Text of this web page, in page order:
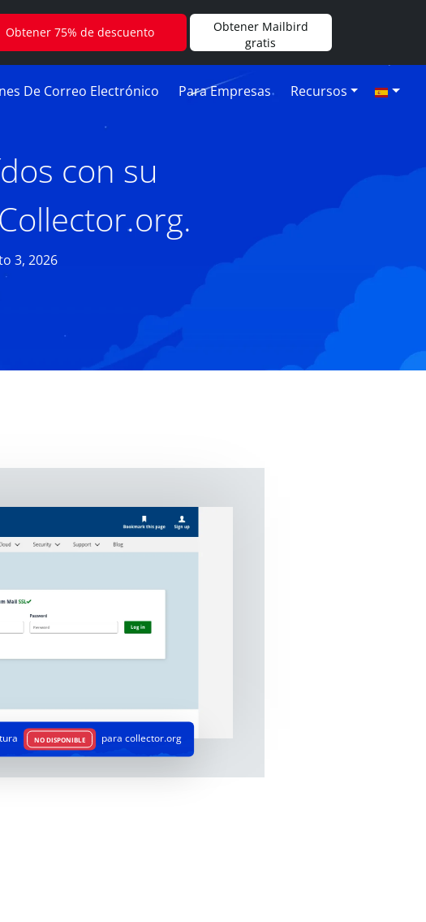
De Correo Electrónico Para Empresas Recursos
con su
3, 2026
NO DISPONIBLE para collector.org
Obtener 75% de descuento
Obtener Mailbird
gratis